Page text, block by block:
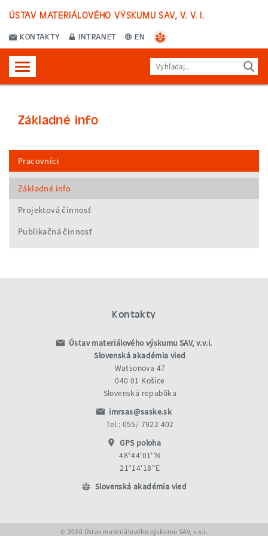
ÚSTAV MATERIÁLOVÉHO VÝSKUMU SAV, V. V. I.
KONTAKTY INTRANET EN
Základné info
Pracovníci
Základné info
Projektová činnosť
Publikačná činnosť
Kontakty
Ústav materiálového výskumu SAV, v.v.i.
Slovenská akadémia vied
Watsonova 47
040 01 Košice
Slovenská republika
imrsas@saske.sk
Tel.: 055/ 7922 402
GPS poloha
48°44'01''N
21°14'18''E
Slovenská akadémia vied
© 2026 Ústav materiálového výskumu SAV, v.v.i.